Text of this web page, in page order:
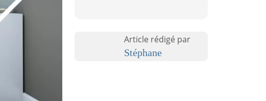
Article rédigé par
Stéphane